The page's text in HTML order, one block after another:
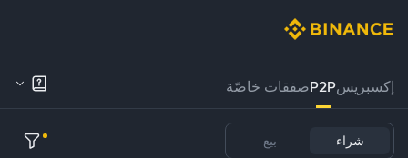
إكسبريسP2Pصفقات خاصّة
شراء بيع